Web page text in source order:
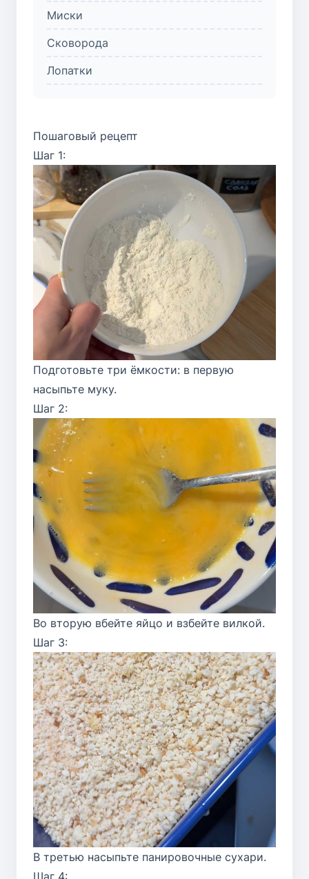
Миски
Сковорода
Лопатки
Пошаговый рецепт
Шаг 1:
Подготовьте три ёмкости: в первую
насыпьте муку.
Шаг 2:
Во вторую вбейте яйцо и взбейте вилкой.
Шаг 3:
В третью насыпьте панировочные сухари.